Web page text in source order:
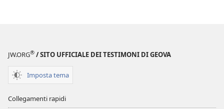
sui
JW.ORG® / SITO UFFICIALE DEI TESTIMONI DI GEOVA
Imposta tema
Collegamenti rapidi